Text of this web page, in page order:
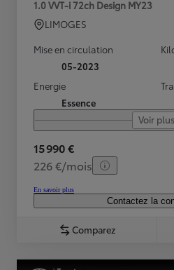
1.0 VVT-i 72ch Design MY23
LIMOGES
Mise en circulation
05-2023
Energie
Essence
Voir plus
15 990 €
226 €/mois
En savoir plus
Contactez la
Comparez